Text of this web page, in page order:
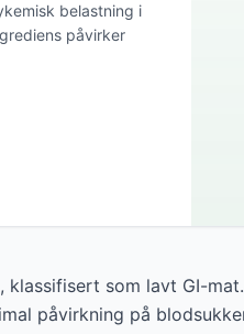
belastning i
påvirker
som lavt GI-
påvirkning på